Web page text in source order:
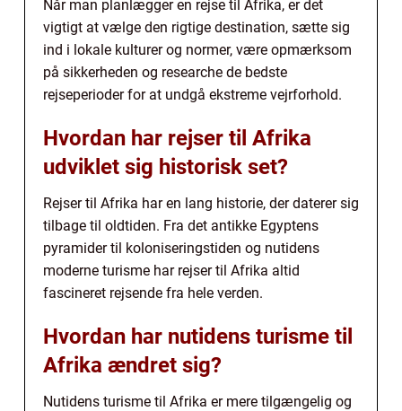
Når man planlægger en rejse til Afrika, er det
vigtigt at vælge den rigtige destination, sætte sig
ind i lokale kulturer og normer, være opmærksom
på sikkerheden og researche de bedste
rejseperioder for at undgå ekstreme vejrforhold.
Hvordan har rejser til Afrika
udviklet sig historisk set?
Rejser til Afrika har en lang historie, der daterer sig
tilbage til oldtiden. Fra det antikke Egyptens
pyramider til koloniseringstiden og nutidens
moderne turisme har rejser til Afrika altid
fascineret rejsende fra hele verden.
Hvordan har nutidens turisme til
Afrika ændret sig?
Nutidens turisme til Afrika er mere tilgængelig og